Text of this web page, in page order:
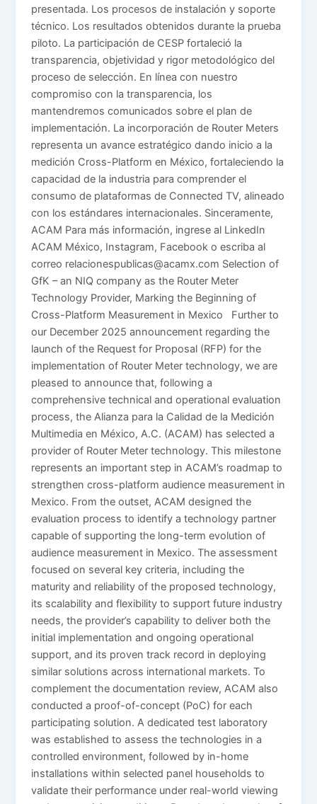
presentada. Los procesos de instalación y soporte
técnico. Los resultados obtenidos durante la prueba
piloto. La participación de CESP fortaleció la
transparencia, objetividad y rigor metodológico del
proceso de selección. En línea con nuestro
compromiso con la transparencia, los
mantendremos comunicados sobre el plan de
implementación. La incorporación de Router Meters
representa un avance estratégico dando inicio a la
medición Cross-Platform en México, fortaleciendo la
capacidad de la industria para comprender el
consumo de plataformas de Connected TV, alineado
con los estándares internacionales. Sinceramente,
ACAM Para más información, ingrese al LinkedIn
ACAM México, Instagram, Facebook o escriba al
correo relacionespublicas@acamx.com Selection of
GfK – an NIQ company as the Router Meter
Technology Provider, Marking the Beginning of
Cross-Platform Measurement in Mexico Further to
our December 2025 announcement regarding the
launch of the Request for Proposal (RFP) for the
implementation of Router Meter technology, we are
pleased to announce that, following a
comprehensive technical and operational evaluation
process, the Alianza para la Calidad de la Medición
Multimedia en México, A.C. (ACAM) has selected a
provider of Router Meter technology. This milestone
represents an important step in ACAM’s roadmap to
strengthen cross-platform audience measurement in
Mexico. From the outset, ACAM designed the
evaluation process to identify a technology partner
capable of supporting the long-term evolution of
audience measurement in Mexico. The assessment
focused on several key criteria, including the
maturity and reliability of the proposed technology,
its scalability and flexibility to support future industry
needs, the provider’s capability to deliver both the
initial implementation and ongoing operational
support, and its proven track record in deploying
similar solutions across international markets. To
complement the documentation review, ACAM also
conducted a proof-of-concept (PoC) for each
participating solution. A dedicated test laboratory
was established to assess the technologies in a
controlled environment, followed by in-home
installations within selected panel households to
validate their performance under real-world viewing